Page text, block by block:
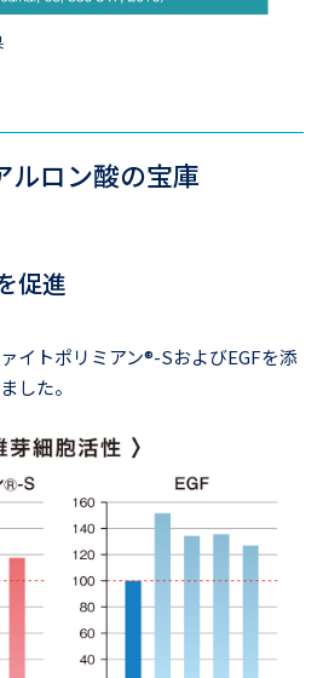
ルロン酸の宝庫
促進
イトポリミアン®-SおよびEGFを添
した。